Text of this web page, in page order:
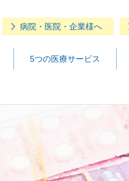
5つの医療サービス
病院・医院・企業様へ